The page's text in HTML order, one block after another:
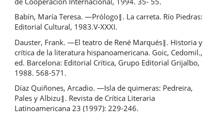
Babín, María Teresa. ―Prólogo‖. La carreta. Río Piedras:
Editorial Cultural, 1983.V-XXXI.
Dauster, Frank. ―El teatro de René Marqués‖. Historia y
crítica de la literatura hispanoamericana. Goic, Cedomil.,
ed. Barcelona: Editorial Crítica, Grupo Editorial Grijalbo,
1988. 568-571.
Díaz Quiñones, Arcadio. ―Isla de quimeras: Pedreira,
Pales y Albizu‖. Revista de Crítica Literaria
Latinoamericana 23 (1997): 229-246.